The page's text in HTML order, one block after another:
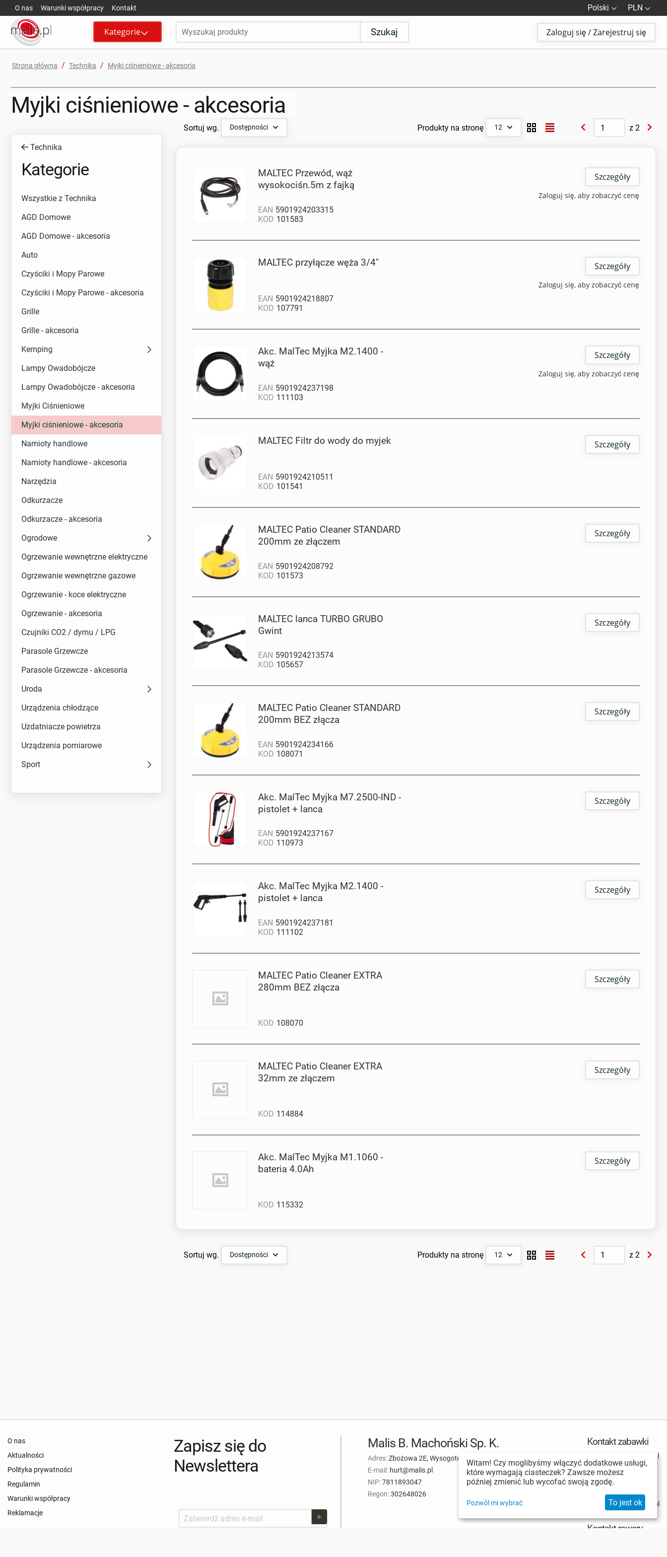
O nas Warunki współpracy Kontakt PLN
Polski
Kategorie Szukaj Zaloguj się / Zarejestruj się
Strona główna / Technika / Myjki ciśnieniowe - akcesoria
Myjki ciśnieniowe - akcesoria
Kategorie
Technika
Wszystkie z Technika
AGD Domowe
AGD Domowe - akcesoria
Auto
Czyściki i Mopy Parowe
Czyściki i Mopy Parowe - akcesoria
Grille
Grille - akcesoria
Kemping
Lampy Owadobójcze
Lampy Owadobójcze - akcesoria
Myjki Ciśnieniowe
Myjki ciśnieniowe - akcesoria
Namioty handlowe
Namioty handlowe - akcesoria
Narzędzia
Odkurzacze
Odkurzacze - akcesoria
Ogrodowe
Ogrzewanie wewnętrzne elektryczne
Ogrzewanie wewnętrzne gazowe
Ogrzewanie - koce elektryczne
Ogrzewanie - akcesoria
Czujniki CO2 / dymu / LPG
Parasole Grzewcze
Parasole Grzewcze - akcesoria
Uroda
Urządzenia chłodzące
Uzdatniacze powietrza
Urządzenia pomiarowe
Sport
z 2
Sortuj wg. Dostępności 12
Produkty na stronę
MALTEC Przewód, wąż
wysokociśn.5m z fajką
EAN 5901924203315
KOD 101583
Szczegóły
Zaloguj się, aby zobaczyć cenę
MALTEC przyłącze węża 3/4"
EAN 5901924218807
KOD 107791
Szczegóły
Zaloguj się, aby zobaczyć cenę
Akc. MalTec Myjka M2.1400 -
wąż
EAN 5901924237198
KOD 111103
Szczegóły
Zaloguj się, aby zobaczyć cenę
MALTEC Filtr do wody do myjek
EAN 5901924210511
KOD 101541
Szczegóły
MALTEC Patio Cleaner STANDARD
200mm ze złączem
EAN 5901924208792
KOD 101573
Szczegóły
MALTEC lanca TURBO GRUBO
Gwint
EAN 5901924213574
KOD 105657
Szczegóły
MALTEC Patio Cleaner STANDARD
200mm BEZ złącza
EAN 5901924234166
KOD 108071
Szczegóły
Akc. MalTec Myjka M7.2500-IND -
pistolet + lanca
EAN 5901924237167
KOD 110973
Szczegóły
Akc. MalTec Myjka M2.1400 -
pistolet + lanca
EAN 5901924237181
KOD 111102
Szczegóły
MALTEC Patio Cleaner EXTRA
280mm BEZ złącza
KOD 108070
Szczegóły
MALTEC Patio Cleaner EXTRA
32mm ze złączem
KOD 114884
Szczegóły
Akc. MalTec Myjka M1.1060 -
bateria 4.0Ah
KOD 115332
Szczegóły
Sortuj wg. Dostępności 12
Produkty na stronę z 2
O nas
Aktualności
Polityka prywatności
Regulamin
Warunki współpracy
Reklamacje
Zapisz się do
Newslettera
Kontakt zabawki
hurt_zabawki@malis.pl
+48 607 246 013
+48 61 666 47 35
Kontakt technika
hurt_technika@malis.pl
Kontakt rowery
Malis B. Machoński Sp. K.
Adres:Zbożowa 2E, Wysogotowo 62-081, Przeźmierowo
E-mail: hurt@malis.pl
NIP:7811893047
Regon:302648026
Witam! Czy moglibyśmy włączyć dodatkowe usługi,
które wymagają ciasteczek? Zawsze możesz
później zmienić lub wycofać swoją zgodę.
Pozwól mi wybrać To jest ok